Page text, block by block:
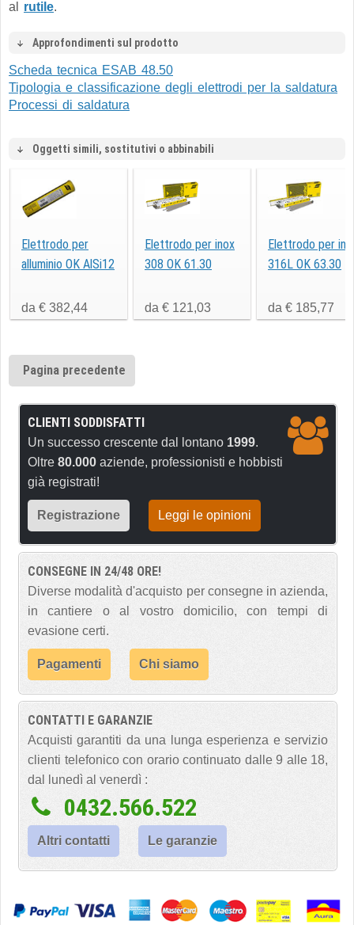
al rutile.
Approfondimenti sul prodotto
Scheda tecnica ESAB 48.50
Tipologia e classificazione degli elettrodi per la saldatura
Processi di saldatura
Oggetti simili, sostitutivi o abbinabili
Elettrodo per
alluminio OK AlSi12
da € 382,44
Elettrodo per inox
308 OK 61.30
da € 121,03
Elettrodo per
316L OK 63.30
da € 185,77
Pagina precedente
CLIENTI SODDISFATTI
Un successo crescente dal lontano 1999.
Oltre 80.000 aziende, professionisti e hobbisti
già registrati!
Registrazione Leggi le opinioni
CONSEGNE IN 24/48 ORE!
Diverse modalità d'acquisto per consegne in azienda,
in cantiere o al vostro domicilio, con tempi di
evasione certi.
Pagamenti Chi siamo
CONTATTI E GARANZIE
Acquisti garantiti da una lunga esperienza e servizio
clienti telefonico con orario continuato dalle 9 alle 18,
dal lunedì al venerdì :
0432.566.522
Altri contatti Le garanzie